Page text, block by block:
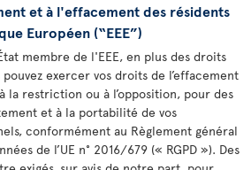
et à l'effacement des résidents
Européen (“EEE”)
membre de l'EEE, en plus des droits
exercer vos droits de l’effacement
la restriction ou à l’opposition, pour des
et à la portabilité de vos
conformément au Règlement général
de l’UE n° 2016/679 (« RGPD »). Des